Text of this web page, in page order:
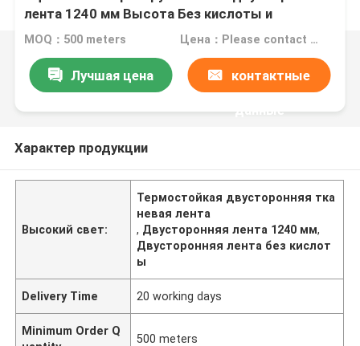
лента 1240 мм Высота Без кислоты и
теплостойкость
MOQ：500 meters Цена：Please contact us for quotation
Лучшая цена контактные
данные
Характер продукции
Высокий свет:
Термостойкая двусторонняя тка
невая лента
, Двусторонняя лента 1240 мм,
Двусторонняя лента без кислот
ы
Delivery Time 20 working days
Minimum Order Q
500 meters